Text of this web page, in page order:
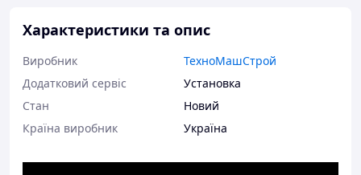
Характеристики та опис
Виробник
ТехноМашСтрой
Додатковий сервіс
Установка
Стан
Новий
Країна виробник
Україна